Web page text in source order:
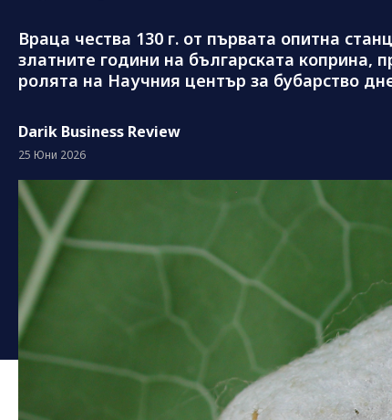
Враца чества 130 г. от първата опитна
златните години на българската коприна,
ролята на Научния център за бубарство
Darik Business Review
25 Юни 2026